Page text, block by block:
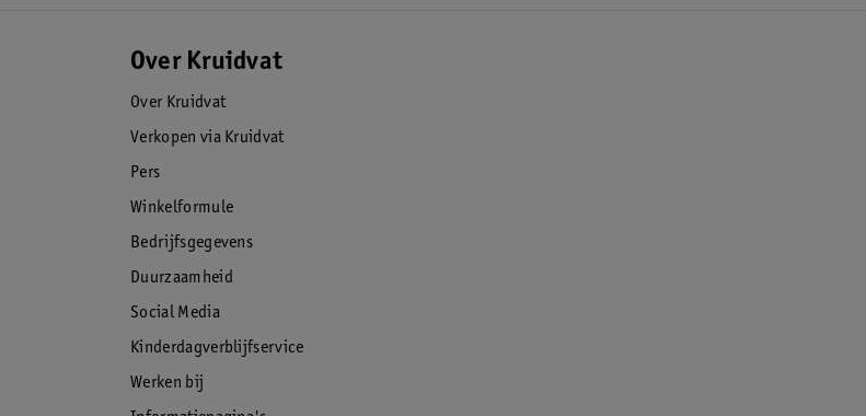
Over Kruidvat
Over Kruidvat
Verkopen via Kruidvat
Pers
Winkelformule
Bedrijfsgegevens
Duurzaamheid
Social Media
Kinderdagverblijfservice
Werken bij